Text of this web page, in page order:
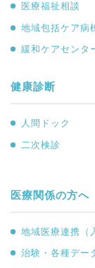
医療福祉相談
地域包括ケア病
緩和ケアセンタ
健康診断
人間ドック
二次検診
医療関係の方へ
地域医療連携（
治験・各種デー